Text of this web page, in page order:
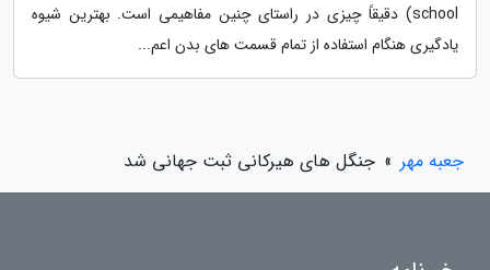
school) دقیقاً چیزی در راستای چنین مفاهیمی است. بهترین شیوه
یادگیری هنگام استفاده از تمام قسمت های بدن اعم...
جعبه مهر » جنگل های هیرکانی ثبت جهانی شد